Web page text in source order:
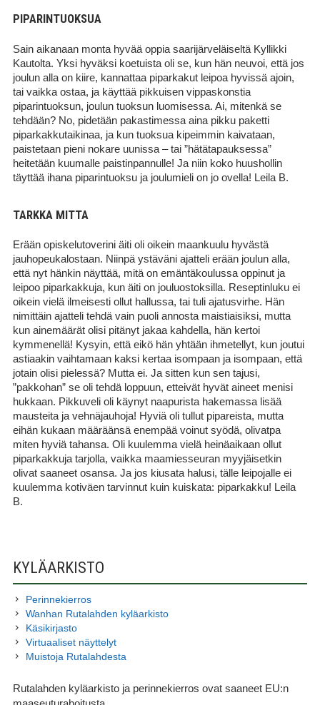
PIPARINTUOKSUA
Sain aikanaan monta hyvää oppia saarijärveläiseltä Kyllikki
Kautolta. Yksi hyväksi koetuista oli se, kun hän neuvoi, että jos
joulun alla on kiire, kannattaa piparkakut leipoa hyvissä ajoin,
tai vaikka ostaa, ja käyttää pikkuisen vippaskonstia
piparintuoksun, joulun tuoksun luomisessa. Ai, mitenkä se
tehdään? No, pidetään pakastimessa aina pikku paketti
piparkakkutaikinaa, ja kun tuoksua kipeimmin kaivataan,
paistetaan pieni nokare uunissa – tai ”hätätapauksessa”
heitetään kuumalle paistinpannulle! Ja niin koko huushollin
täyttää ihana piparintuoksu ja joulumieli on jo ovella! Leila B.
TARKKA MITTA
Erään opiskelutoverini äiti oli oikein maankuulu hyvästä
jauhopeukalostaan. Niinpä ystäväni ajatteli erään joulun alla,
että nyt hänkin näyttää, mitä on emäntäkoulussa oppinut ja
leipoo piparkakkuja, kun äiti on jouluostoksilla. Reseptinluku ei
oikein vielä ilmeisesti ollut hallussa, tai tuli ajatusvirhe. Hän
nimittäin ajatteli tehdä vain puoli annosta maistiaisiksi, mutta
kun ainemäärät olisi pitänyt jakaa kahdella, hän kertoi
kymmenellä! Kysyin, että eikö hän yhtään ihmetellyt, kun joutui
astiaakin vaihtamaan kaksi kertaa isompaan ja isompaan, että
jotain olisi pielessä? Mutta ei. Ja sitten kun sen tajusi,
”pakkohan” se oli tehdä loppuun, etteivät hyvät aineet menisi
hukkaan. Pikkuveli oli käynyt naapurista hakemassa lisää
mausteita ja vehnäjauhoja! Hyviä oli tullut pipareista, mutta
eihän kukaan määräänsä enempää voinut syödä, olivatpa
miten hyviä tahansa. Oli kuulemma vielä heinäaikaan ollut
piparkakkuja tarjolla, vaikka maamiesseuran myyjäisetkin
olivat saaneet osansa. Ja jos kiusata halusi, tälle leipojalle ei
kuulemma kotiväen tarvinnut kuin kuiskata: piparkakku! Leila
B.
SIVUPALKKI
KYLÄARKISTO
Perinnekierros
Wanhan Rutalahden kyläarkisto
Käsikirjasto
Virtuaaliset näyttelyt
Muistoja Rutalahdesta
Rutalahden kyläarkisto ja perinnekierros ovat saaneet EU:n